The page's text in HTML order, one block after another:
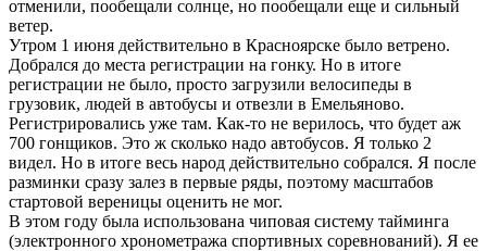
отменили, пообещали солнце, но пообещали еще и сильный
ветер.
Утром 1 июня действительно в Красноярске было ветрено.
Добрался до места регистрации на гонку. Но в итоге
регистрации не было, просто загрузили велосипеды в
грузовик, людей в автобусы и отвезли в Емельяново.
Регистрировались уже там. Как-то не верилось, что будет аж
700 гонщиков. Это ж сколько надо автобусов. Я только 2
видел. Но в итоге весь народ действительно собрался. Я после
разминки сразу залез в первые ряды, поэтому масштабов
стартовой вереницы оценить не мог.
В этом году была использована чиповая систему тайминга
(электронного хронометража спортивных соревнований). Я ее